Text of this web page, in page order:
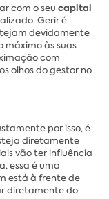
com o seu capital
Gerir é
devidamente
máximo às suas
com
olhos do gestor no
por isso, é
diretamente
vão ter influência
essa é uma
está à frente de
diretamente do